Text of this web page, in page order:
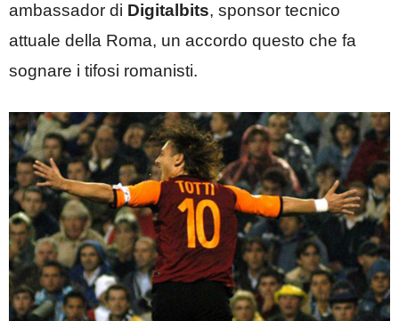
ambassador di Digitalbits, sponsor tecnico
attuale della Roma, un accordo questo che fa
sognare i tifosi romanisti.